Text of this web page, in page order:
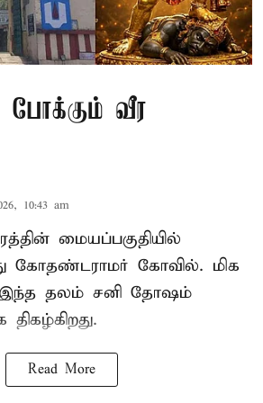
வீர
10:43 am
மையப்பகுதியில்
கோதண்டராமர் கோவில். மிக
தலம் சனி தோஷம்
Read More